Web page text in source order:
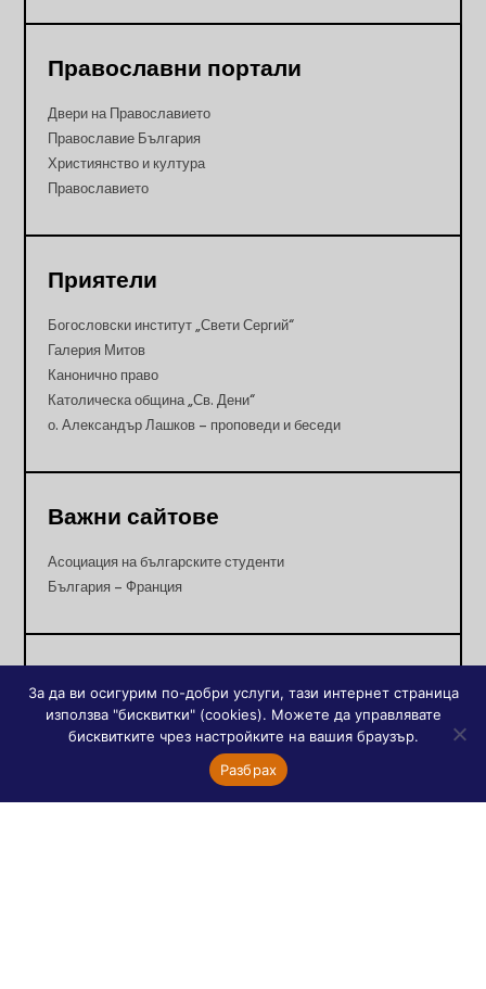
Православни портали
Двери на Православието
Православие България
Християнство и култура
Православието
Приятели
Богословски институт „Свети Сергий“
Галерия Митов
Канонично право
Католическа община „Св. Дени“
о. Александър Лашков – проповеди и беседи
Важни сайтове
Асоциация на българските студенти
България – Франция
Френски сайтове
Orthodoxie
Асоциация „Диалог между православни”
Православната църква днес
Православни храмове в Париж
За да ви осигурим по-добри услуги, тази интернет страница
използва "бисквитки" (cookies). Можете да управлявате
бисквитките чрез настройките на вашия браузър.
Разбрах